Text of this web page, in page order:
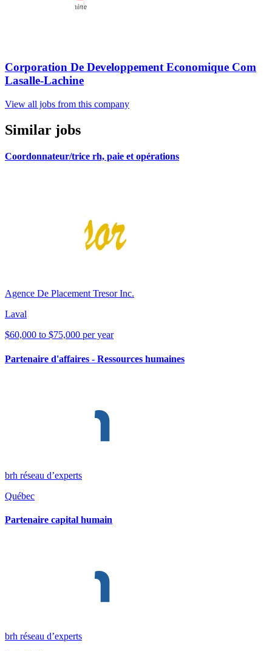
Corporation De Developpement Economique Com
Lasalle-Lachine
View all jobs from this company
Similar jobs
Coordonnateur/trice rh, paie et opérations
Agence De Placement Tresor Inc.
Laval
$60,000 to $75,000 per year
Partenaire d'affaires - Ressources humaines
brh réseau d’experts
Québec
Partenaire capital humain
brh réseau d’experts